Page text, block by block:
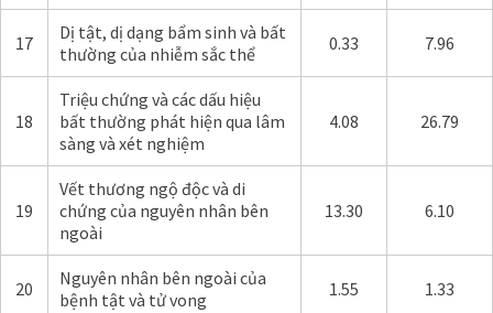
17
Dị tật, dị dạng bẩm sinh và bất
thường của nhiễm sắc thể
0.33 7.96
18
Triệu chứng và các dấu hiệu
bất thường phát hiện qua lâm
sàng và xét nghiệm
4.08 26.79
19
Vết thương ngộ độc và di
chứng của nguyên nhân bên
ngoài
13.30 6.10
20
Nguyên nhân bên ngoài của
bệnh tật và tử vong
1.55 1.33